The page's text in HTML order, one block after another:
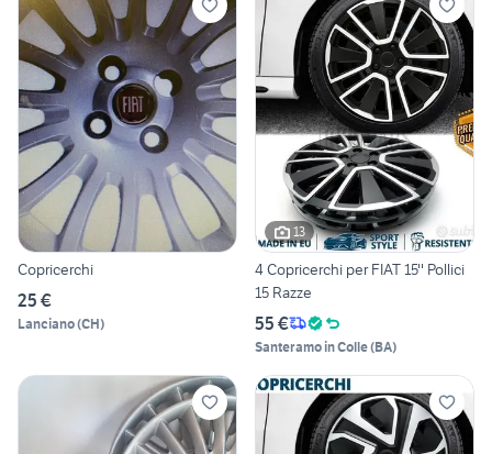
Copricerchi
25 €
Lanciano(CH)
13
4 Copricerchi per FIAT 15'' Pollici
15 Razze
55 €
Santeramo in Colle(BA)